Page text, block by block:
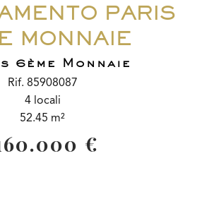
PARIS
MONNAIE
6ème Monnaie
Rif. 85908087
4 locali
52.45 m²
€